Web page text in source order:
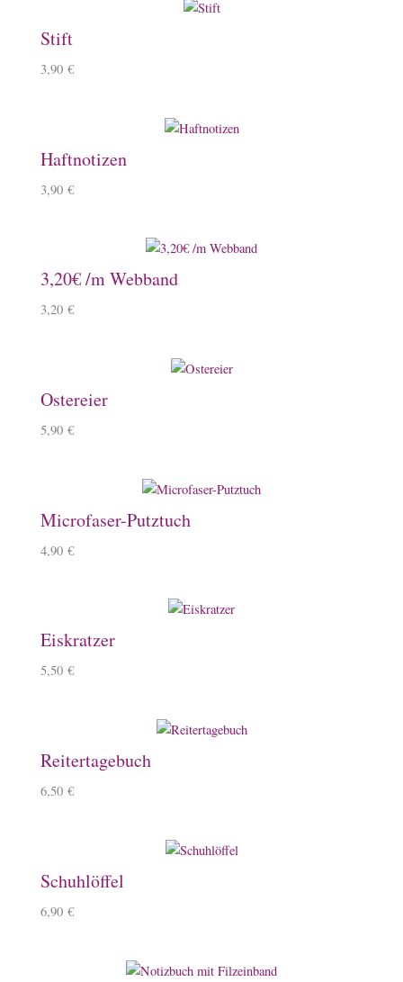
Stift
3,90 €
Haftnotizen
3,90 €
3,20€ /m Webband
3,20 €
Ostereier
5,90 €
Microfaser-Putztuch
4,90 €
Eiskratzer
5,50 €
Reitertagebuch
6,50 €
Schuhlöffel
6,90 €